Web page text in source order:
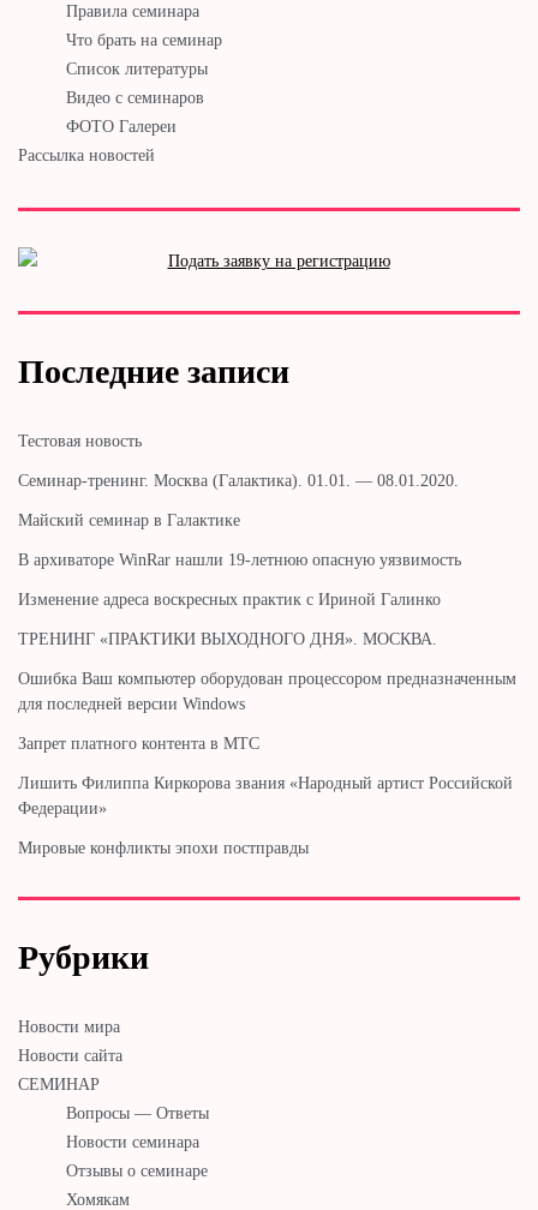
Правила семинара
Что брать на семинар
Список литературы
Видео с семинаров
ФОТО Галереи
Рассылка новостей
Последние записи
Тестовая новость
Cеминар-тренинг. Москва (Галактика). 01.01. — 08.01.2020.
Майский семинар в Галактике
В архиваторе WinRar нашли 19-летнюю опасную уязвимость
Изменение адреса воскресных практик с Ириной Галинко
ТРЕНИНГ «ПРАКТИКИ ВЫХОДНОГО ДНЯ». МОСКВА.
Ошибка Ваш компьютер оборудован процессором предназначенным
для последней версии Windows
Запрет платного контента в МТС
Лишить Филиппа Киркорова звания «Народный артист Российской
Федерации»
Мировые конфликты эпохи постправды
Рубрики
Новости мира
Новости сайта
СЕМИНАР
Вопросы — Ответы
Новости семинара
Отзывы о семинаре
Хомякам